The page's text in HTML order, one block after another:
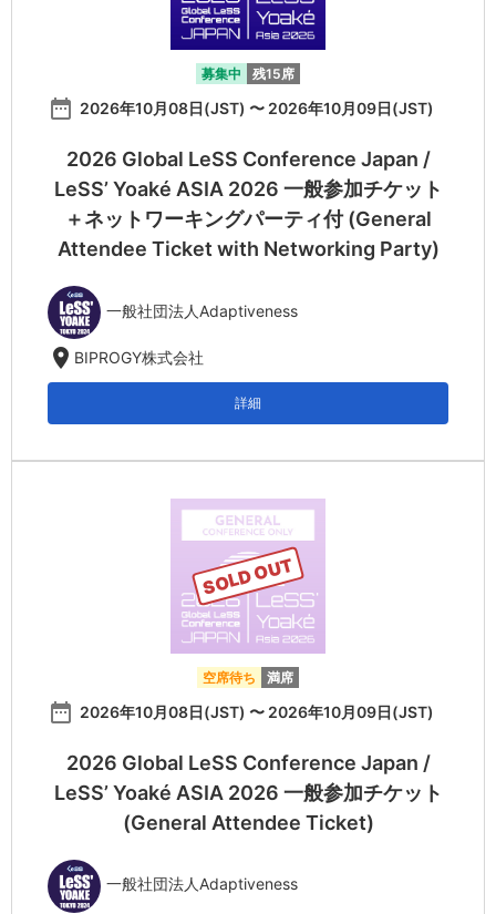
募集中 残15席
date_range 2026年10月08日(JST) 〜 2026年10月09日(JST)
2026 Global LeSS Conference Japan /
LeSS’ Yoaké ASIA 2026 一般参加チケット
＋ネットワーキングパーティ付 (General
Attendee Ticket with Networking Party)
一般社団法人Adaptiveness
location_on BIPROGY株式会社
詳細
SOLD OUT
空席待ち 満席
date_range 2026年10月08日(JST) 〜 2026年10月09日(JST)
2026 Global LeSS Conference Japan /
LeSS’ Yoaké ASIA 2026 一般参加チケット
(General Attendee Ticket)
一般社団法人Adaptiveness